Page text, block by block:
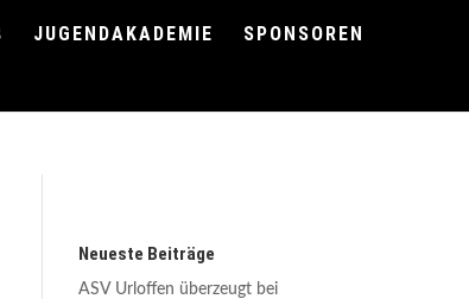
JUGENDAKADEMIE
SPONSOREN
Neueste Beiträge
ASV Urloffen überzeugt bei